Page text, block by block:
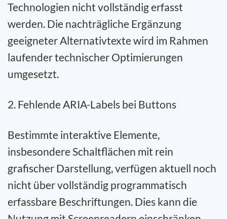
Technologien nicht vollständig erfasst
werden. Die nachträgliche Ergänzung
geeigneter Alternativtexte wird im Rahmen
laufender technischer Optimierungen
umgesetzt.
2. Fehlende ARIA-Labels bei Buttons
Bestimmte interaktive Elemente,
insbesondere Schaltflächen mit rein
grafischer Darstellung, verfügen aktuell noch
nicht über vollständig programmatisch
erfassbare Beschriftungen. Dies kann die